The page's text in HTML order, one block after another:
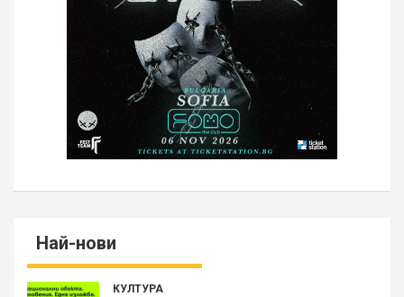
Най-нови
КУЛТУРА